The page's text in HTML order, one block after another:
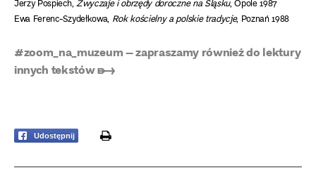
Jerzy Pospiech,Zwyczaje i obrzędy doroczne na Śląsku, Opole 1987
Ewa Ferenc-Szydełkowa, Rok kościelny a polskie tradycje, Poznań 1988
#zoom_na_muzeum – zapraszamy również do lektury
innych tekstów ➸
Udostępnij print